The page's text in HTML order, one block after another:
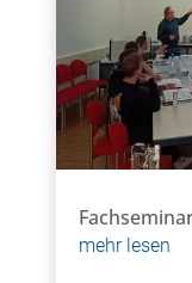
mehr lesen